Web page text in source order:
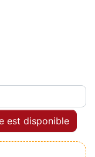
est disponible